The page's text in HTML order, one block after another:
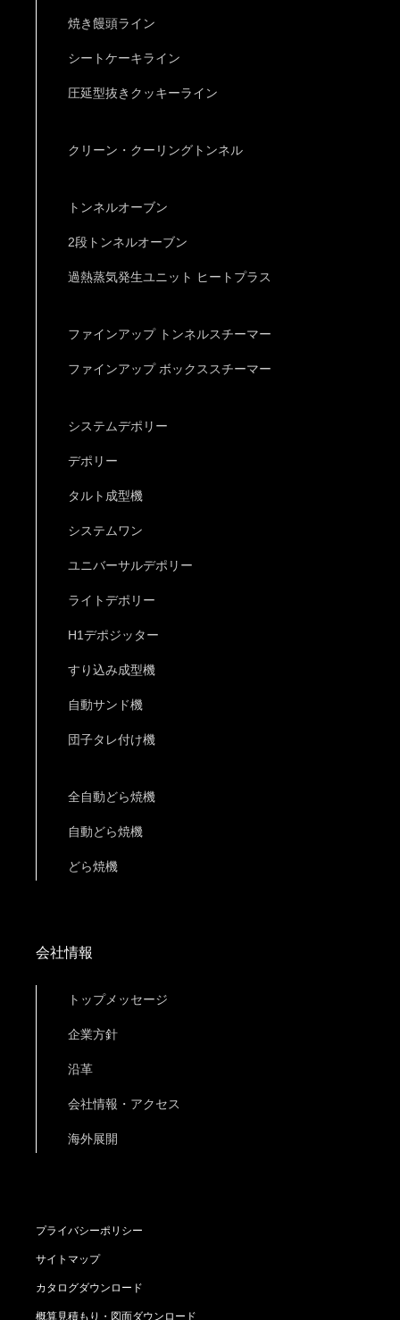
焼き饅頭ライン
シートケーキライン
圧延型抜きクッキーライン
クリーン・クーリングトンネル
トンネルオーブン
2段トンネルオーブン
過熱蒸気発生ユニット ヒートプラス
ファインアップ トンネルスチーマー
ファインアップ ボックススチーマー
システムデポリー
デポリー
タルト成型機
システムワン
ユニバーサルデポリー
ライトデポリー
H1デポジッター
すり込み成型機
自動サンド機
団子タレ付け機
全自動どら焼機
自動どら焼機
どら焼機
会社情報
トップメッセージ
企業方針
沿革
会社情報・アクセス
海外展開
プライバシーポリシー
サイトマップ
カタログダウンロード
概算見積もり・図面ダウンロード